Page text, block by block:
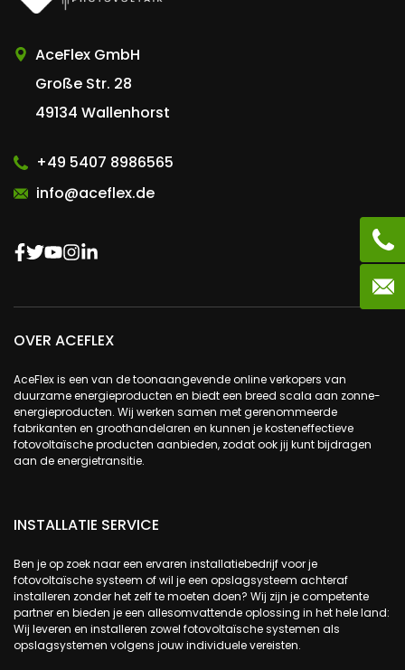
AceFlex GmbH
Große Str. 28
49134 Wallenhorst
+49 5407 8986565
info@aceflex.de
OVER ACEFLEX
AceFlex is een van de toonaangevende online verkopers van
duurzame energieproducten en biedt een breed scala aan zonne-
energieproducten. Wij werken samen met gerenommeerde
fabrikanten en groothandelaren en kunnen je kosteneffectieve
fotovoltaïsche producten aanbieden, zodat ook jij kunt bijdragen
aan de energietransitie.
INSTALLATIE SERVICE
Ben je op zoek naar een ervaren installatiebedrijf voor je
fotovoltaïsche systeem of wil je een opslagsysteem achteraf
installeren zonder het zelf te moeten doen? Wij zijn je competente
partner en bieden je een allesomvattende oplossing in het hele land:
Wij leveren en installeren zowel fotovoltaïsche systemen als
opslagsystemen volgens jouw individuele vereisten.